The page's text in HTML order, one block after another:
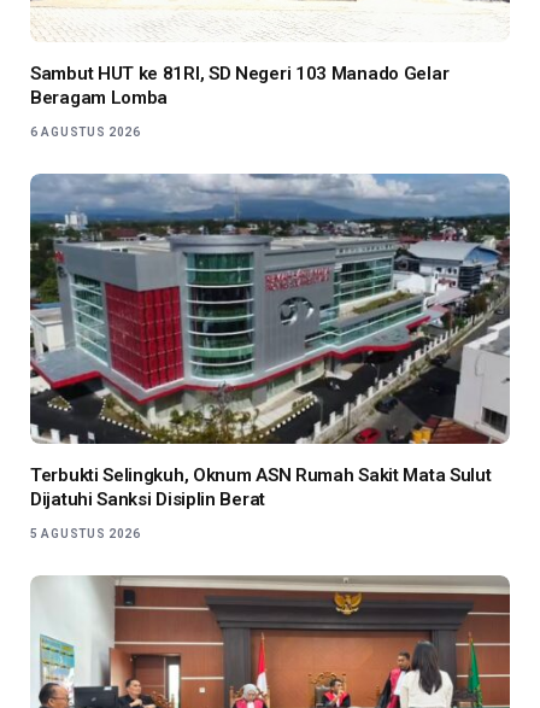
Sambut HUT ke 81RI, SD Negeri 103 Manado Gelar
Beragam Lomba
6 AGUSTUS 2026
Terbukti Selingkuh, Oknum ASN Rumah Sakit Mata Sulut
Dijatuhi Sanksi Disiplin Berat
5 AGUSTUS 2026